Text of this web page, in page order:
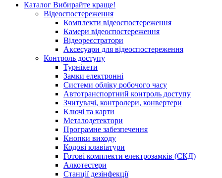
Каталог Вибирайте краще!
Відеоспостереження
Комплекти відеоспостереження
Камери відеоспостереження
Відеореєстратори
Аксесуари для відеоспостереження
Контроль доступу
Турнікети
Замки електронні
Системи обліку робочого часу
Автотранспортний контроль доступу
Зчитувачі, контролери, конвертери
Ключі та карти
Металодетектори
Програмне забезпечення
Кнопки виходу
Кодові клавіатури
Готові комплекти електрозамків (СКД)
Алкотестери
Станції дезінфекції